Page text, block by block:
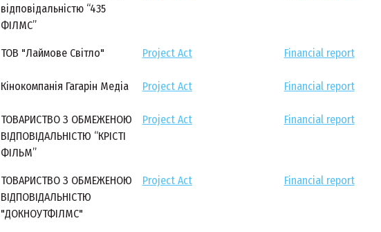
відповідальністю “435
ФІЛМС”
ТОВ "Лаймове Світло" Project Act Financial report
Кінокомпанія Гагарін Медіа Project Act Financial report
ТОВАРИСТВО З ОБМЕЖЕНОЮ
ВІДПОВІДАЛЬНІСТЮ “КРІСТІ
ФІЛЬМ”
Project Act Financial report
ТОВАРИСТВО З ОБМЕЖЕНОЮ
ВІДПОВІДАЛЬНІСТЮ
"ДОКНОУТФІЛМС"
Project Act Financial report